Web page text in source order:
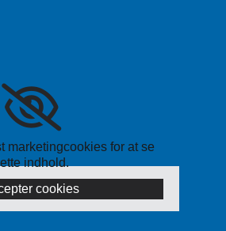
marketingcookies for at se
indhold.
cookies